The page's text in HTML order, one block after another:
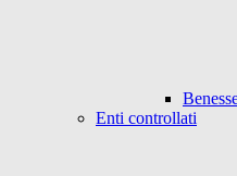
Enti controllati